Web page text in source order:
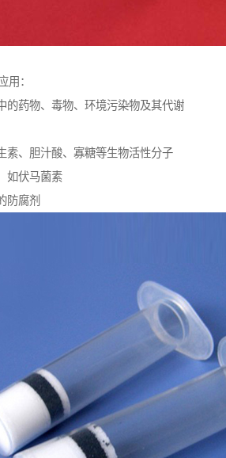
用：
的药物、毒物、环境污染物及其代谢
素、胆汁酸、寡糖等生物活性分子
如伏马菌素
防腐剂